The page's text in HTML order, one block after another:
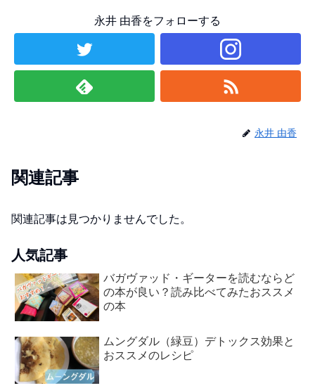
永井 由香をフォローする
永井 由香
関連記事
関連記事は見つかりませんでした。
人気記事
バガヴァッド・ギーターを読むならど
の本が良い？読み比べてみたおススメ
の本
ムングダル（緑豆）デトックス効果と
おススメのレシピ